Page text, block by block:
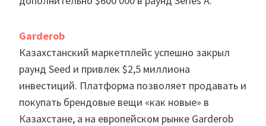
Garderob
Казахстанский маркетплейс успешно закрыл
раунд Seed и привлек $2,5 миллиона
инвестиций. Платформа позволяет продавать и
покупать брендовые вещи «как новые» в
Казахстане, а на европейском рынке Garderob